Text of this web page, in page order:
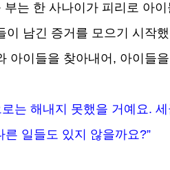
는 한 사나이가 피리로 아
이 남긴 증거를 모으기 시작
아이들을 찾아내어, 아이들
는 해내지 못했을 거예요.
른 일들도 있지 않을까요?”